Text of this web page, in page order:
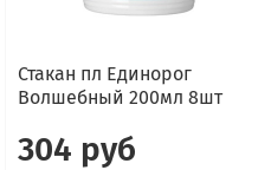
Стакан пл Единорог
Волшебный 200мл 8шт
304 руб